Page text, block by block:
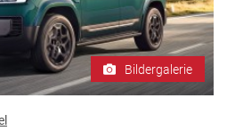
Bildergalerie